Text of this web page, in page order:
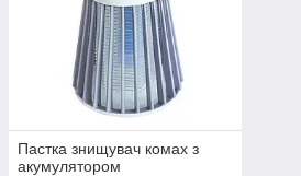
Пастка знищувач комах з
акумулятором